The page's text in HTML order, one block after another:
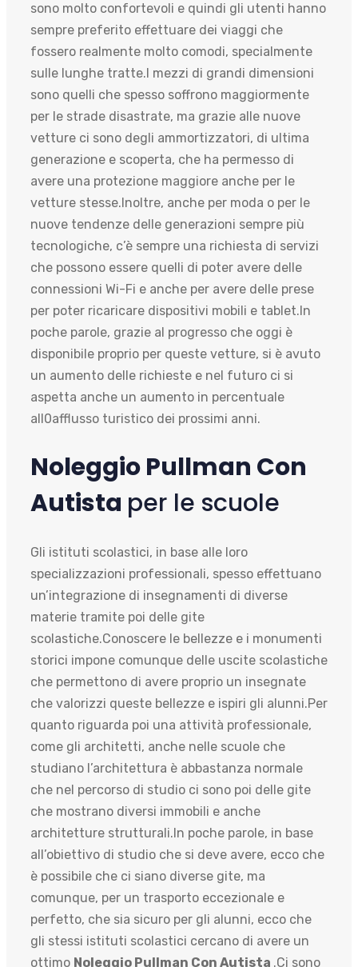
sono molto confortevoli e quindi gli utenti hanno
sempre preferito effettuare dei viaggi che
fossero realmente molto comodi, specialmente
sulle lunghe tratte.I mezzi di grandi dimensioni
sono quelli che spesso soffrono maggiormente
per le strade disastrate, ma grazie alle nuove
vetture ci sono degli ammortizzatori, di ultima
generazione e scoperta, che ha permesso di
avere una protezione maggiore anche per le
vetture stesse.Inoltre, anche per moda o per le
nuove tendenze delle generazioni sempre più
tecnologiche, c’è sempre una richiesta di servizi
che possono essere quelli di poter avere delle
connessioni Wi-Fi e anche per avere delle prese
per poter ricaricare dispositivi mobili e tablet.In
poche parole, grazie al progresso che oggi è
disponibile proprio per queste vetture, si è avuto
un aumento delle richieste e nel futuro ci si
aspetta anche un aumento in percentuale
all0afflusso turistico dei prossimi anni.
Noleggio Pullman Con
Autista per le scuole
Gli istituti scolastici, in base alle loro
specializzazioni professionali, spesso effettuano
un’integrazione di insegnamenti di diverse
materie tramite poi delle gite
scolastiche.Conoscere le bellezze e i monumenti
storici impone comunque delle uscite scolastiche
che permettono di avere proprio un insegnate
che valorizzi queste bellezze e ispiri gli alunni.Per
quanto riguarda poi una attività professionale,
come gli architetti, anche nelle scuole che
studiano l’architettura è abbastanza normale
che nel percorso di studio ci sono poi delle gite
che mostrano diversi immobili e anche
architetture strutturali.In poche parole, in base
all’obiettivo di studio che si deve avere, ecco che
è possibile che ci siano diverse gite, ma
comunque, per un trasporto eccezionale e
perfetto, che sia sicuro per gli alunni, ecco che
gli stessi istituti scolastici cercano di avere un
ottimo Noleggio Pullman Con Autista .Ci sono